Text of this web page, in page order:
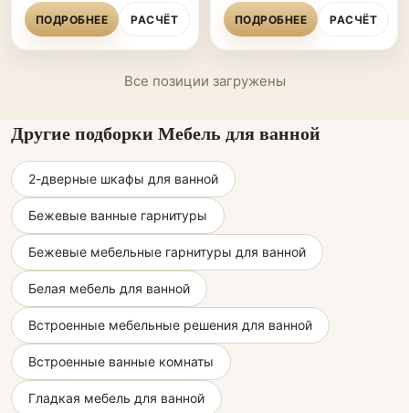
ПОДРОБНЕЕ РАСЧЁТ ПОДРОБНЕЕ РАСЧЁТ
Все позиции загружены
Другие подборки Мебель для ванной
2-дверные шкафы для ванной
Бежевые ванные гарнитуры
Бежевые мебельные гарнитуры для ванной
Белая мебель для ванной
Встроенные мебельные решения для ванной
Встроенные ванные комнаты
Гладкая мебель для ванной